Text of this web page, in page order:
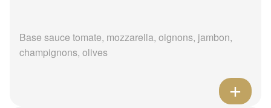
Base sauce tomate, mozzarella, oignons, jambon,
champignons, olives